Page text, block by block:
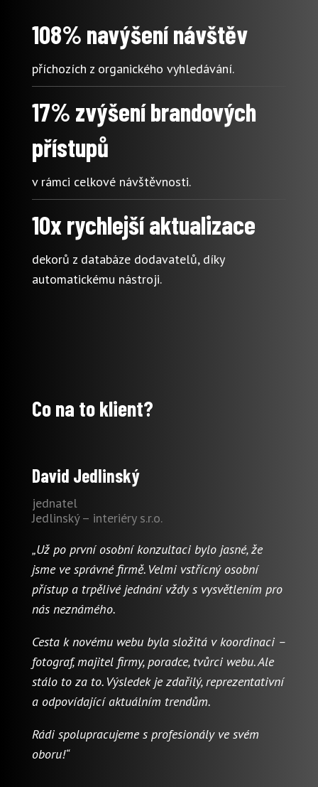
108% navýšení návštěv
příchozích z organického vyhledávání.
17% zvýšení brandových
přístupů
v rámci celkové návštěvnosti.
10x rychlejší aktualizace
dekorů z databáze dodavatelů, díky
automatickému nástroji.
Co na to klient?
David Jedlinský
jednatel
Jedlinský – interiéry s.r.o.
„Už po první osobní konzultaci bylo jasné, že
jsme ve správné firmě. Velmi vstřícný osobní
přístup a trpělivé jednání vždy s vysvětlením pro
nás neznámého.
Cesta k novému webu byla složitá v koordinaci –
fotograf, majitel firmy, poradce, tvůrci webu. Ale
stálo to za to. Výsledek je zdařilý, reprezentativní
a odpovídající aktuálním trendům.
Rádi spolupracujeme s profesionály ve svém
oboru!“